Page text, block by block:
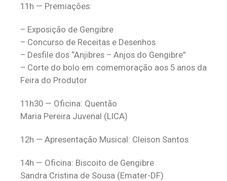
11h — Premiações:
– Exposição de Gengibre
– Concurso de Receitas e Desenhos
– Desfile dos “Anjibres – Anjos do Gengibre”
– Corte do bolo em comemoração aos 5 anos da
Feira do Produtor
11h30 — Oficina: Quentão
Maria Pereira Juvenal (LICA)
12h — Apresentação Musical: Cleison Santos
14h — Oficina: Biscoito de Gengibre
Sandra Cristina de Sousa (Emater-DF)